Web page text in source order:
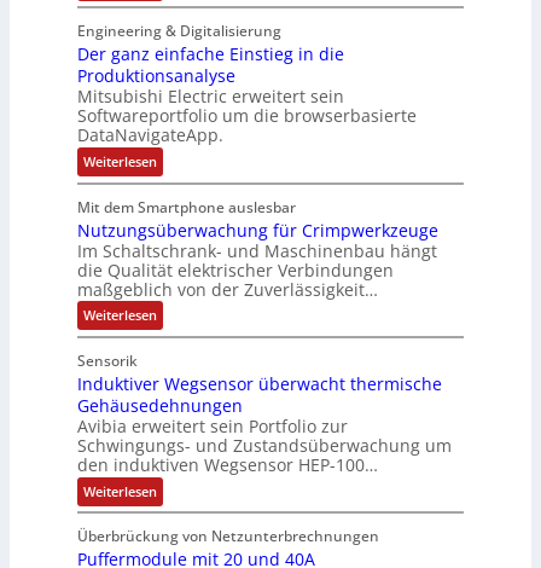
o
s
i
t
i
v
e
M
o
m
e
n
t
a
f
n
a
h
m
e
,
g
e
k
h
n
i
k
-
G
e
s
h
ä
f
t
f
h
r
e
r
z
u
m
V
o
l
t
S
y
s
t
è
m
s
:
Q
2
-
E
e
b
n
i
s
s
e
b
N
e
u
e
r
V
e
r
t
r
i
e
b
s
-
d
M
a
r
e
t
i
Engineering & Digitalisierung
Der ganz einfache Einstieg in die
Produktionsanalyse
Mitsubishi Electric erweitert sein
Softwareportfolio um die browserbasierte
DataNavigateApp.
Weiterlesen:
D
r
g
a
n
z
e
i
n
c
h
e
E
i
n
s
t
i
e
g
Mit dem Smartphone auslesbar
Nutzungsüberwachung für Crimpwerkzeuge
Im Schaltschrank- und Maschinenbau hängt
die Qualität elektrischer Verbindungen
maßgeblich von der Zuverlässigkeit…
Weiterlesen:
N
z
u
n
g
s
ü
b
e
r
w
a
Sensorik
Induktiver Wegsensor überwacht thermische
Gehäusedehnungen
Avibia erweitert sein Portfolio zur
Schwingungs- und Zustandsüberwachung um
den induktiven Wegsensor HEP-100…
Weiterlesen:
I
d
u
Überbrückung von Netzunterbrechnungen
Puffermodule mit 20 und 40A